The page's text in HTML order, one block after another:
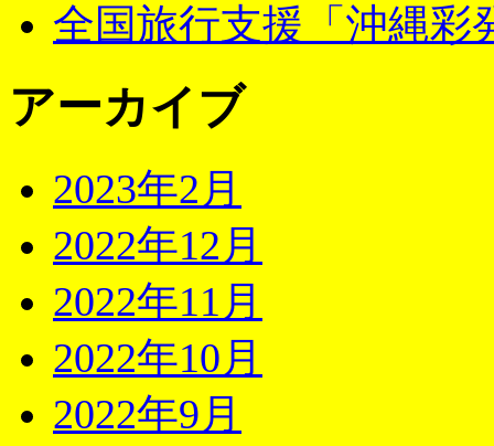
全国旅行支援「沖縄彩
アーカイブ
2023年2月
2022年12月
2022年11月
2022年10月
2022年9月